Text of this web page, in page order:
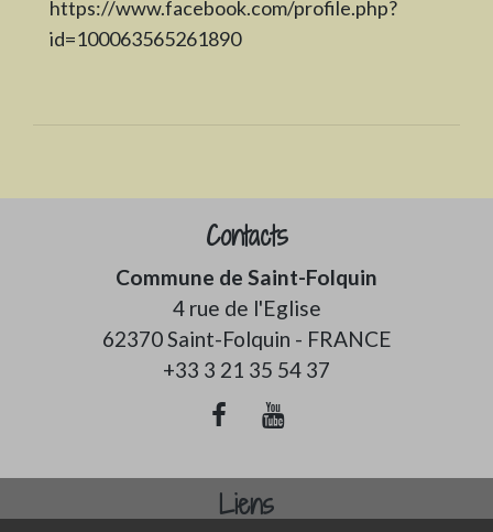
https://www.facebook.com/profile.php?
id=100063565261890
Contacts
Commune de Saint-Folquin
4 rue de l'Eglise
62370 Saint-Folquin - FRANCE
+33 3 21 35 54 37
Liens